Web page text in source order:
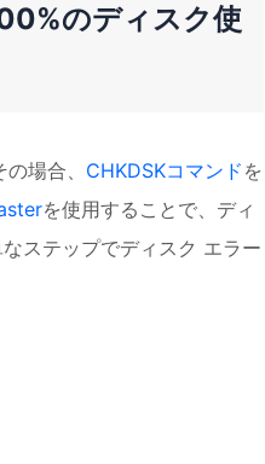
のディスク使
場合、 CHKDSKコマンド を
を使用することで、ディ
ステップでディスク エラー